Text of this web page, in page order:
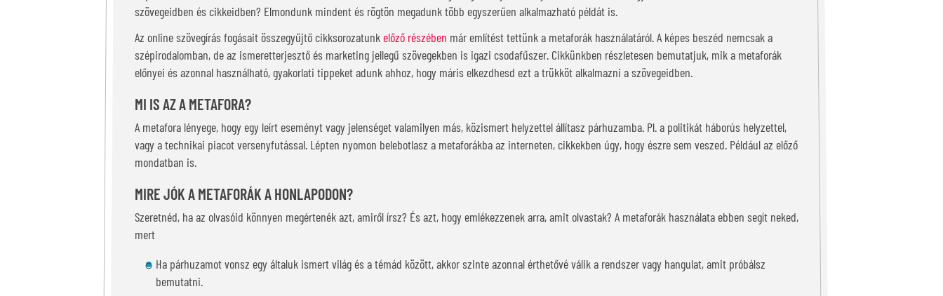
szövegeidben és cikkeidben? Elmondunk mindent és rögtön megadunk több egyszerűen alkalmazható példát is.
Az online szövegírás fogásait összegyűjtő cikksorozatunk előző részében már említést tettünk a metaforák használatáról. A képes beszéd nemcsak a
szépirodalomban, de az ismeretterjesztő és marketing jellegű szövegekben is igazi csodafűszer. Cikkünkben részletesen bemutatjuk, mik a metaforák
előnyei és azonnal használható, gyakorlati tippeket adunk ahhoz, hogy máris elkezdhesd ezt a trükköt alkalmazni a szövegeidben.
MI IS AZ A METAFORA?
A metafora lényege, hogy egy leírt eseményt vagy jelenséget valamilyen más, közismert helyzettel állítasz párhuzamba. Pl. a politikát háborús helyzettel,
vagy a technikai piacot versenyfutással. Lépten nyomon belebotlasz a metaforákba az interneten, cikkekben úgy, hogy észre sem veszed. Például az előző
mondatban is.
MIRE JÓK A METAFORÁK A HONLAPODON?
Szeretnéd, ha az olvasóid könnyen megértenék azt, amiről írsz? És azt, hogy emlékezzenek arra, amit olvastak? A metaforák használata ebben segít neked,
mert
Ha párhuzamot vonsz egy általuk ismert világ és a témád között, akkor szinte azonnal érthetővé válik a rendszer vagy hangulat, amit próbálsz
bemutatni.